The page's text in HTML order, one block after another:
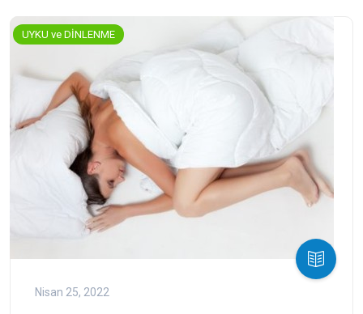
UYKU ve DİNLENME
Nisan 25, 2022